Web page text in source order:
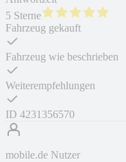
5 Sterne
Fahrzeug gekauft
Fahrzeug wie beschrieben
Weiterempfehlungen
ID 4231356570
mobile.de Nutzer